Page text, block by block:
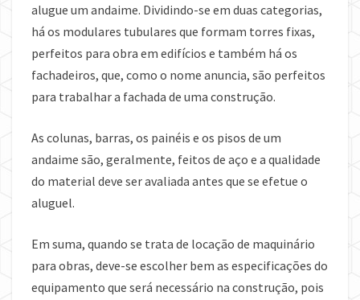
alugue um andaime. Dividindo-se em duas categorias,
há os modulares tubulares que formam torres fixas,
perfeitos para obra em edifícios e também há os
fachadeiros, que, como o nome anuncia, são perfeitos
para trabalhar a fachada de uma construção.
As colunas, barras, os painéis e os pisos de um
andaime são, geralmente, feitos de aço e a qualidade
do material deve ser avaliada antes que se efetue o
aluguel.
Em suma, quando se trata de locação de maquinário
para obras, deve-se escolher bem as especificações do
equipamento que será necessário na construção, pois